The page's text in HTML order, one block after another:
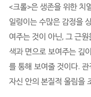
<크롤>은 생존을 위한 치
일렁이는 수많은 감정을
여주는 것이 아닌, 그 근
색과 면으로 보여주는 깊
를 통해 보여줄 것이다. 관
자신 안의 본질적 울림을